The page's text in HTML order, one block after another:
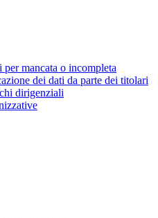
per mancata o incompleta
dei dati da parte dei titolari
dirigenziali